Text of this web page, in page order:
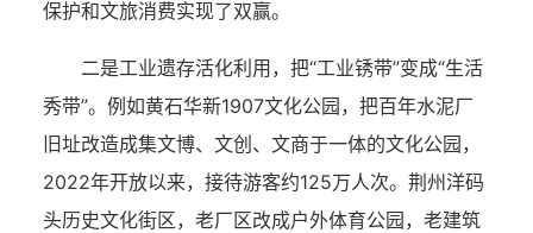
保护和文旅消费实现了双赢。
二是工业遗存活化利用，把“工业锈带”变成“生活
秀带”。例如黄石华新1907文化公园，把百年水泥厂
旧址改造成集文博、文创、文商于一体的文化公园，
2022年开放以来，接待游客约125万人次。荆州洋码
头历史文化街区，老厂区改成户外体育公园，老建筑